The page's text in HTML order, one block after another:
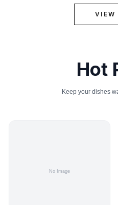
VIEW
Hot
Keep your dishes